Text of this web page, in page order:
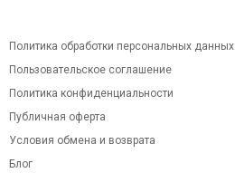
Политика обработки персональных данных
Пользовательское соглашение
Политика конфиденциальности
Публичная оферта
Условия обмена и возврата
Блог